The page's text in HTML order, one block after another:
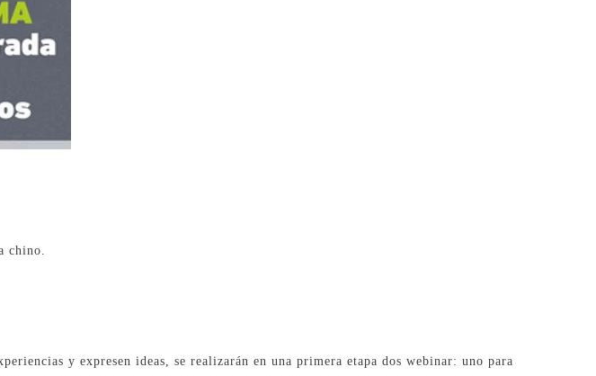
chino.
y expresen ideas, se realizarán en una primera etapa dos webinar: uno para